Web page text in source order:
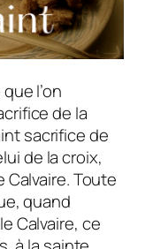
l’on
de la
sacrifice de
de la croix,
Toute
quand
Calvaire, ce